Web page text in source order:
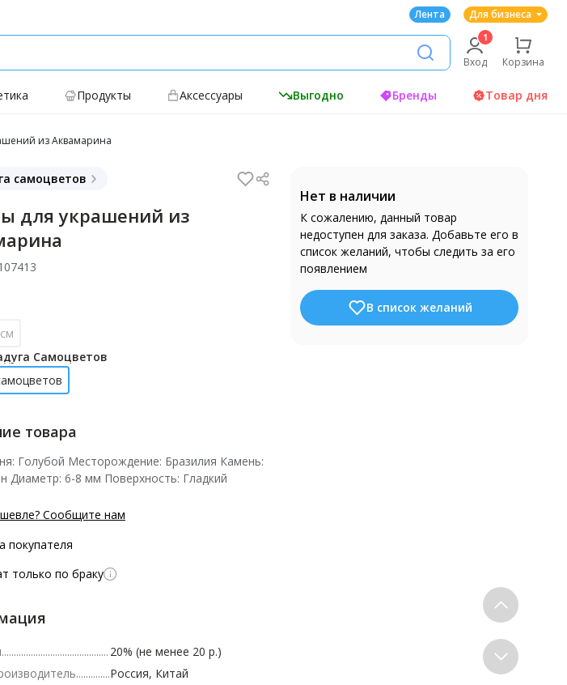
Лента Для бизнеса
Вход Корзина
Продукты Аксессуары Выгодно Бренды Товар дня
из Аквамарина
самоцветов
для украшений из
Самоцветов
Нет в наличии
К сожалению, данный товар
недоступен для заказа. Добавьте его в
список желаний, чтобы следить за его
появлением
В список желаний
товара
Голубой Месторождение: Бразилия Камень:
Диаметр: 6-8 мм Поверхность: Гладкий
Сообщите нам
покупателя
только по браку
20% (не менее 20 р.)
Россия, Китай